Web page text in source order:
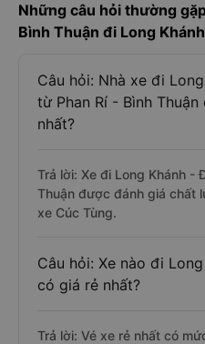
Những câu hỏi thường
Bình Thuận đi Long
Câu hỏi: Nhà xe đi
từ Phan Rí - Bình
nhất?
Trả lời: Xe đi Long Khánh -
Thuận được đánh giá chất
xe Cúc Tùng.
Câu hỏi: Xe nào đi
có giá rẻ nhất?
Trả lời: Vé xe rẻ nhất có